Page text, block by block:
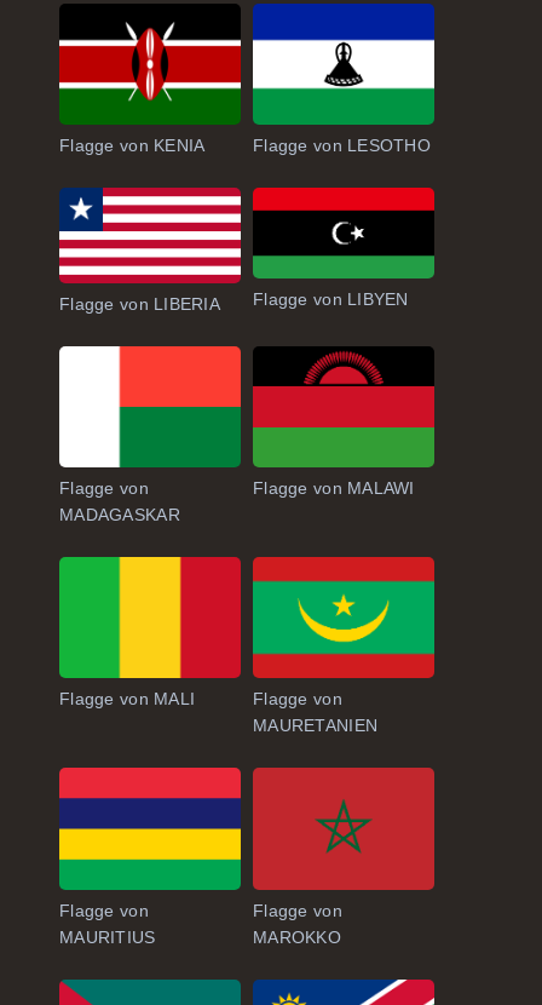
Flagge von KENIA Flagge von LESOTHO
Flagge von LIBERIA Flagge von LIBYEN
Flagge von
MADAGASKAR
Flagge von MALAWI
Flagge von MALI
Flagge von
MAURETANIEN
Flagge von
MAURITIUS
Flagge von
MAROKKO